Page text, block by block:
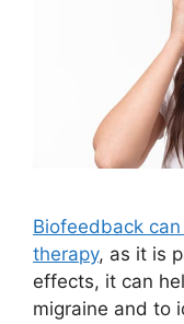
Biofeedback
therapy, as it is
effects, it can
migraine and to